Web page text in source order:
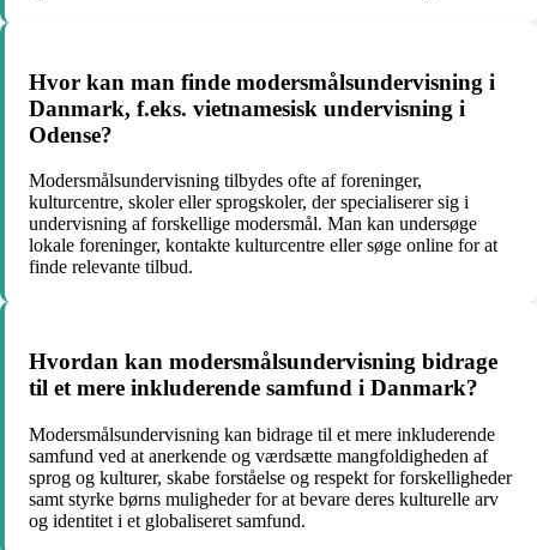
Hvor kan man finde modersmålsundervisning i
Danmark, f.eks. vietnamesisk undervisning i
Odense?
Modersmålsundervisning tilbydes ofte af foreninger,
kulturcentre, skoler eller sprogskoler, der specialiserer sig i
undervisning af forskellige modersmål. Man kan undersøge
lokale foreninger, kontakte kulturcentre eller søge online for at
finde relevante tilbud.
Hvordan kan modersmålsundervisning bidrage
til et mere inkluderende samfund i Danmark?
Modersmålsundervisning kan bidrage til et mere inkluderende
samfund ved at anerkende og værdsætte mangfoldigheden af
sprog og kulturer, skabe forståelse og respekt for forskelligheder
samt styrke børns muligheder for at bevare deres kulturelle arv
og identitet i et globaliseret samfund.